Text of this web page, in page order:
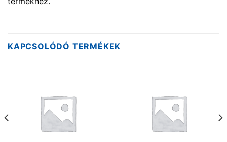
KAPCSOLÓDÓ TERMÉKEK